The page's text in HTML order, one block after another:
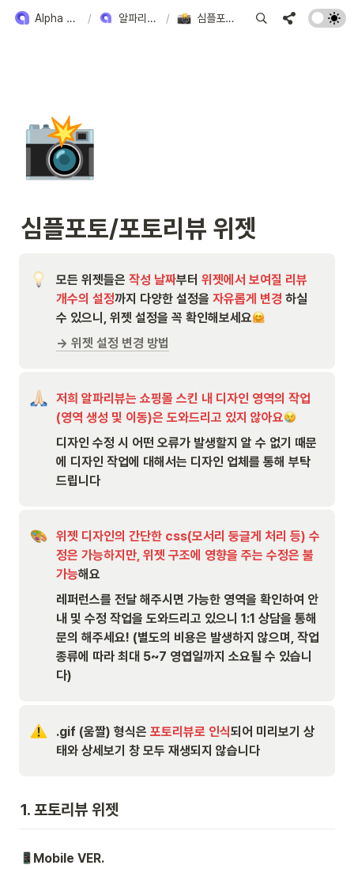
Alpha Review 사용 방법 / 알파리뷰 위젯 모아보기 / 심플포토/포토리뷰 위젯
📸
심플포토/포토리뷰 위젯
모든 위젯들은 작성 날짜부터 위젯에서 보여질 리뷰
개수의 설정까지 다양한 설정을 자유롭게 변경 하실
수 있으니, 위젯 설정을 꼭 확인해보세요
→ 위젯 설정 변경 방법
저희 알파리뷰는 쇼핑몰 스킨 내 디자인 영역의 작업
(영역 생성 및 이동)은 도와드리고 있지 않아요
디자인 수정 시 어떤 오류가 발생할지 알 수 없기 때문
에 디자인 작업에 대해서는 디자인 업체를 통해 부탁
드립니다
위젯 디자인의 간단한 css(모서리 둥글게 처리 등) 수
정은 가능하지만, 위젯 구조에 영향을 주는 수정은 불
가능해요
레퍼런스를 전달 해주시면 가능한 영역을 확인하여 안
내 및 수정 작업을 도와드리고 있으니 1:1 상담을 통해
문의 해주세요! (별도의 비용은 발생하지 않으며, 작업
종류에 따라 최대 5~7 영엽일까지 소요될 수 있습니
다)
.gif (움짤) 형식은 포토리뷰로 인식되어 미리보기 상
태와 상세보기 창 모두 재생되지 않습니다
1. 포토리뷰 위젯
Mobile VER.